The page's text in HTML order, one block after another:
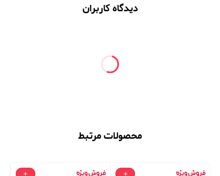
دیدگاه کاربران
محصولات مرتبط